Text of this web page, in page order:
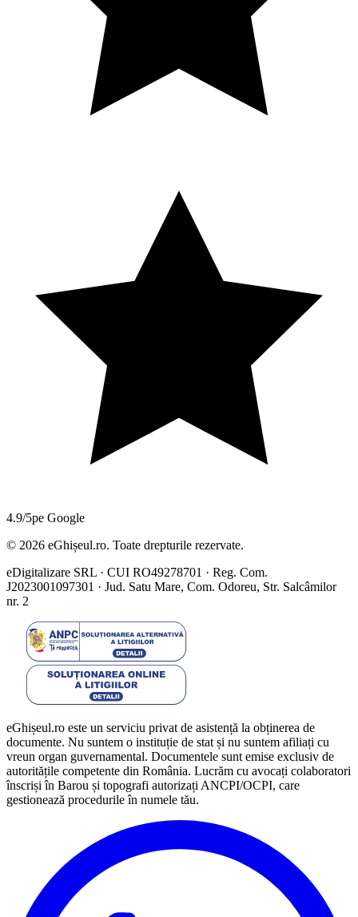
4.9/5pe Google
© 2026 eGhișeul.ro. Toate drepturile rezervate.
eDigitalizare SRL · CUI RO49278701 · Reg. Com.
J2023001097301 · Jud. Satu Mare, Com. Odoreu, Str. Salcâmilor
nr. 2
eGhișeul.ro este un serviciu privat de asistență la obținerea de
documente. Nu suntem o instituție de stat și nu suntem afiliați cu
vreun organ guvernamental. Documentele sunt emise exclusiv de
autoritățile competente din România. Lucrăm cu avocați colaboratori
înscriși în Barou și topografi autorizați ANCPI/OCPI, care
gestionează procedurile în numele tău.